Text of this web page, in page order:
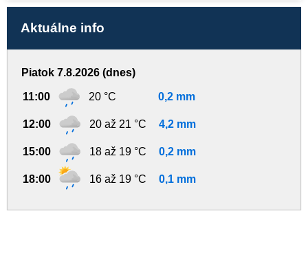
Aktuálne info
Piatok 7.8.2026 (dnes)
11:00 20 °C 0,2 mm
12:00 20 až 21 °C 4,2 mm
15:00 18 až 19 °C 0,2 mm
18:00 16 až 19 °C 0,1 mm